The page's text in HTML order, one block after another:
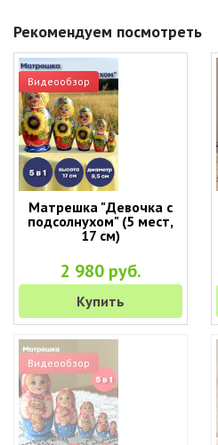
Рекомендуем посмотреть
Видеообзор
Матрешка "Девочка с
подсолнухом" (5 мест,
17 см)
2 980 руб.
Купить
Видеообзор